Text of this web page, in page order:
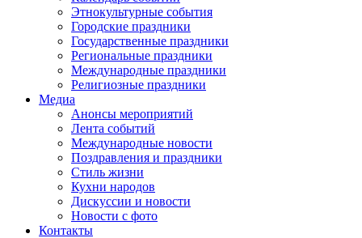
Этнокультурные события
Городские праздники
Государственные праздники
Региональные праздники
Международные праздники
Религиозные праздники
Медиа
Анонсы мероприятий
Лента событий
Международные новости
Поздравления и праздники
Cтиль жизни
Кухни народов
Дискуссии и новости
Новости с фото
Контакты